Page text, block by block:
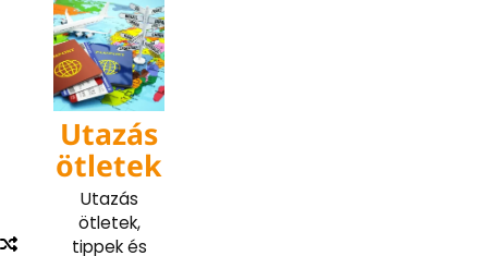
content
Utazás
ötletek
Utazás
ötletek,
tippek és